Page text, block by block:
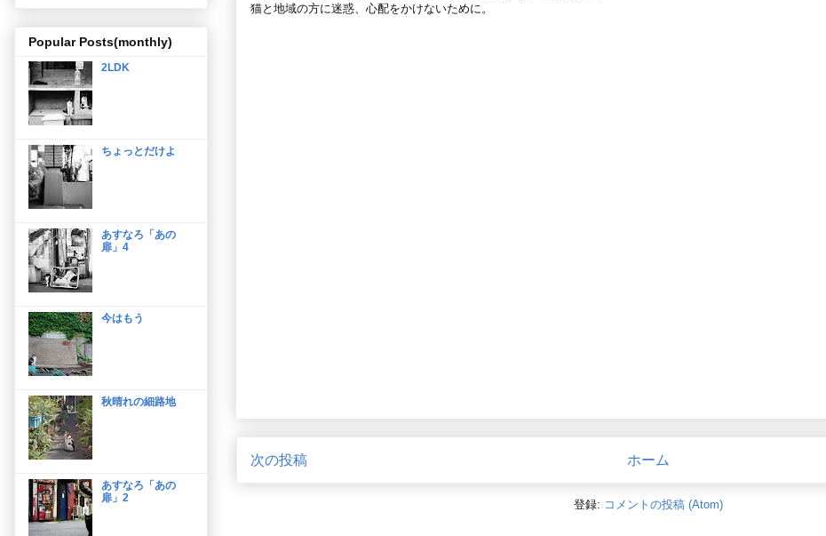
猫と地域の方に迷惑、心配をかけないために。
次の投稿 ホーム
登録: コメントの投稿 (Atom)
Popular Posts(monthly)
2LDK
ちょっとだけよ
あすなろ「あの
扉」4
今はもう
秋晴れの細路地
あすなろ「あの
扉」2